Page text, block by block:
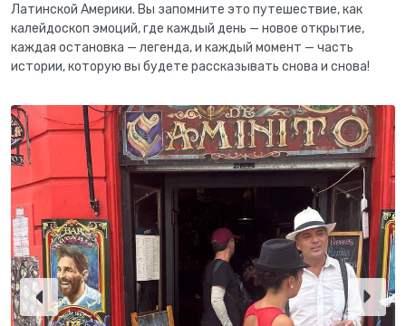
Латинской Америки. Вы запомните это путешествие, как
калейдоскоп эмоций, где каждый день — новое открытие,
каждая остановка — легенда, и каждый момент — часть
истории, которую вы будете рассказывать снова и снова!